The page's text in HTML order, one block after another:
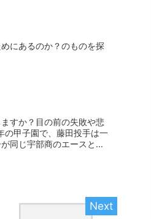
にあるのか？のものを探
すか？目の前の失敗や悲
の甲子園で、藤田投手は一
同じ宇部商のエースとし